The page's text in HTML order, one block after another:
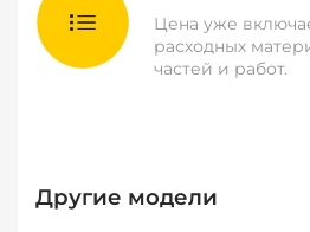
Цена уже
расходных
частей и работ.
Другие модели